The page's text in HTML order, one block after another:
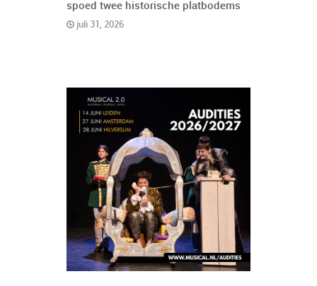
spoed twee historische platbodems
juli 31, 2026